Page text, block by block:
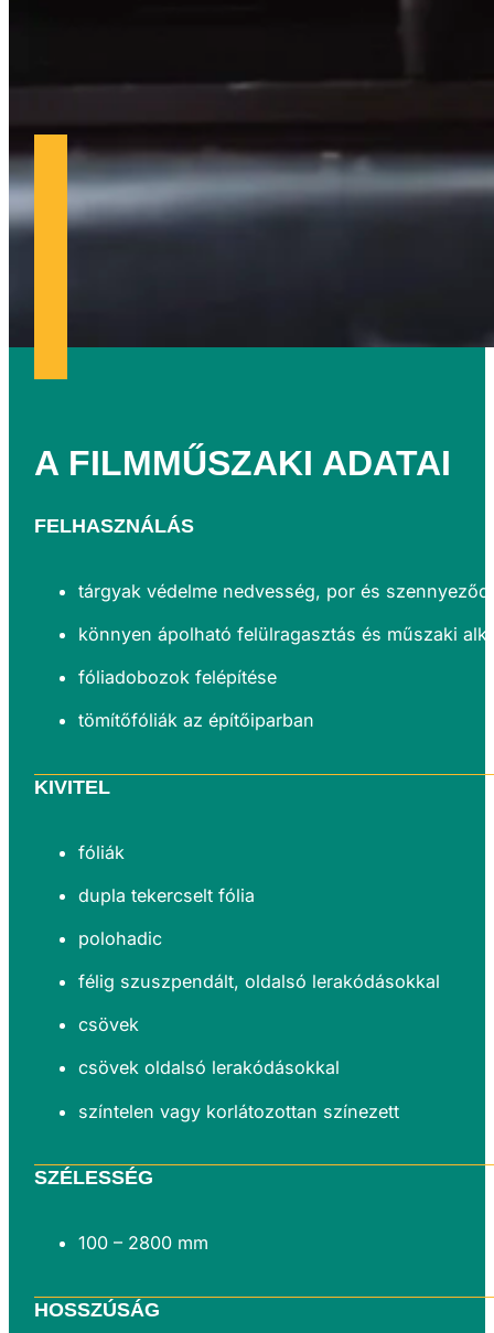
A FILMMŰSZAKI ADATAI
FELHASZNÁLÁS
tárgyak védelme nedvesség, por és
könnyen ápolható felülragasztás és műszaki
fóliadobozok felépítése
tömítőfóliák az építőiparban
KIVITEL
fóliák
dupla tekercselt fólia
polohadic
félig szuszpendált, oldalsó lerakódásokkal
csövek
csövek oldalsó lerakódásokkal
színtelen vagy korlátozottan színezett
SZÉLESSÉG
100 – 2800 mm
HOSSZÚSÁG